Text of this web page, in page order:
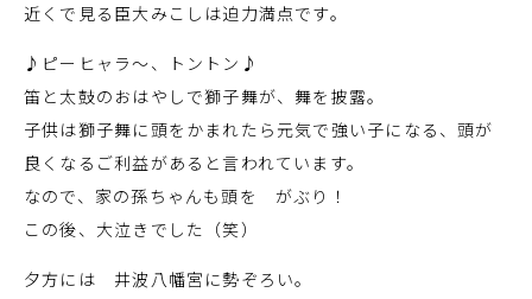
近くで見る臣大みこしは迫力満点です。
♪ピーヒャラ～、トントン♪
笛と太鼓のおはやしで獅子舞が、舞を披露。
子供は獅子舞に頭をかまれたら元気で強い子になる、頭が
良くなるご利益があると言われています。
なので、家の孫ちゃんも頭を がぶり！
この後、大泣きでした（笑）
夕方には 井波八幡宮に勢ぞろい。